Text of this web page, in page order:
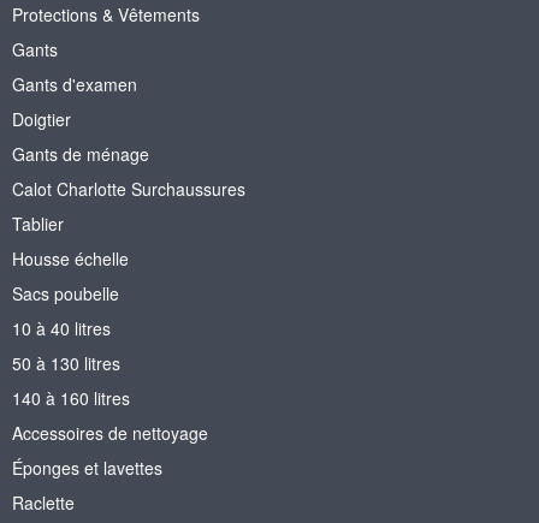
Protections & Vêtements
Gants
Gants d'examen
Doigtier
Gants de ménage
Calot Charlotte Surchaussures
Tablier
Housse échelle
Sacs poubelle
10 à 40 litres
50 à 130 litres
140 à 160 litres
Accessoires de nettoyage
Éponges et lavettes
Raclette